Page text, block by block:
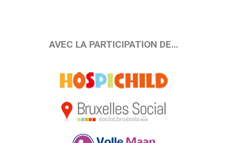
AVEC LA PARTICIPATION DE…